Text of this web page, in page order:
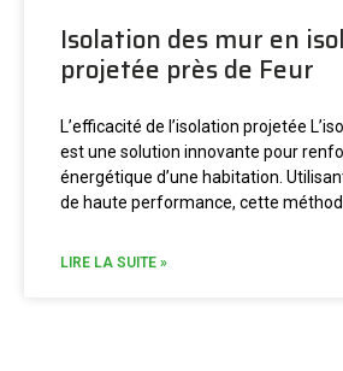
Isolation des mur en
projetée près de Feur
L’efficacité de l’isolation projetée
est une solution innovante pour
énergétique d’une habitation.
de haute performance, cette
LIRE LA SUITE »